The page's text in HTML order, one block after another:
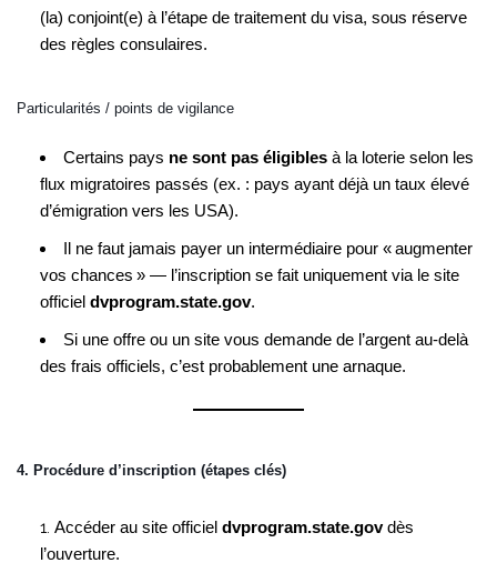
(la) conjoint(e) à l’étape de traitement du visa, sous réserve
des règles consulaires.
Particularités / points de vigilance
Certains pays ne sont pas éligibles à la loterie selon les
flux migratoires passés (ex. : pays ayant déjà un taux élevé
d’émigration vers les USA).
Il ne faut jamais payer un intermédiaire pour « augmenter
vos chances » — l’inscription se fait uniquement via le site
officiel dvprogram.state.gov.
Si une offre ou un site vous demande de l’argent au-delà
des frais officiels, c’est probablement une arnaque.
4. Procédure d’inscription (étapes clés)
Accéder au site officiel dvprogram.state.govdès
l’ouverture.